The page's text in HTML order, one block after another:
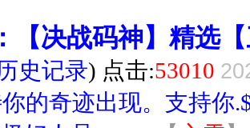
【决战码神】精选
史记录) 点击:53010
的奇迹出现。支持你